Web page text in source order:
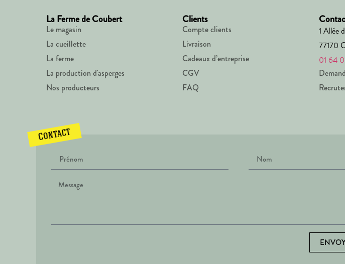
La Ferme de Coubert
Le magasin
La cueillette
La ferme
La production d'asperges
Nos producteurs
Clients
Compte clients
Livraison
Cadeaux d’entreprise
CGV
FAQ
1 Allée
77170
01 64
Contact